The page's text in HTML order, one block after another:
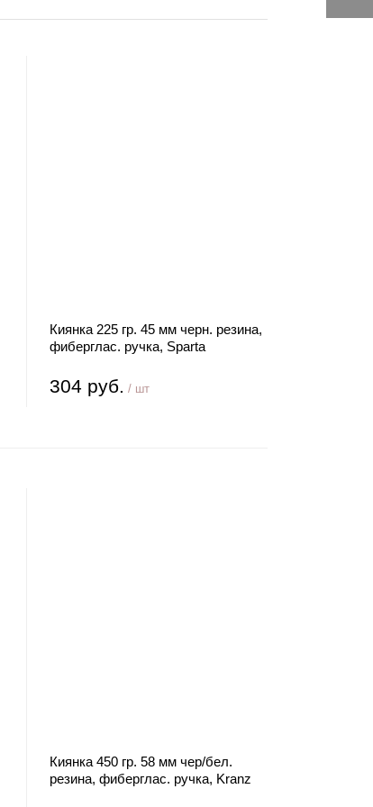
Киянка 225 гр. 45 мм черн. резина,
фиберглас. ручка, Sparta
304 руб. / шт
Киянка 450 гр. 58 мм чер/бел.
резина, фиберглас. ручка, Kranz